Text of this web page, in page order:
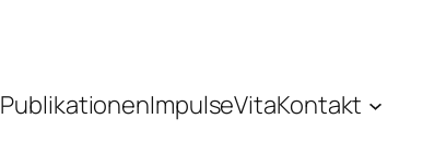
PublikationenImpulseVitaKontakt